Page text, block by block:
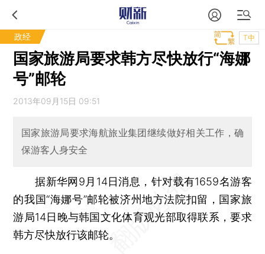
政经 T中
国家旅游局要求韩方尽快放行“海娜
号”邮轮
2013年09月15日 09:51
国家旅游局要求海航旅业集团继续做好相关工作，确
保游客人身安全
据新华网9月14日消息，针对载有1659名游客
的我国“海娜号”邮轮被济州地方法院扣留，国家旅
游局14日晚与韩国文化体育观光部取得联系，要求
韩方尽快放行该邮轮。